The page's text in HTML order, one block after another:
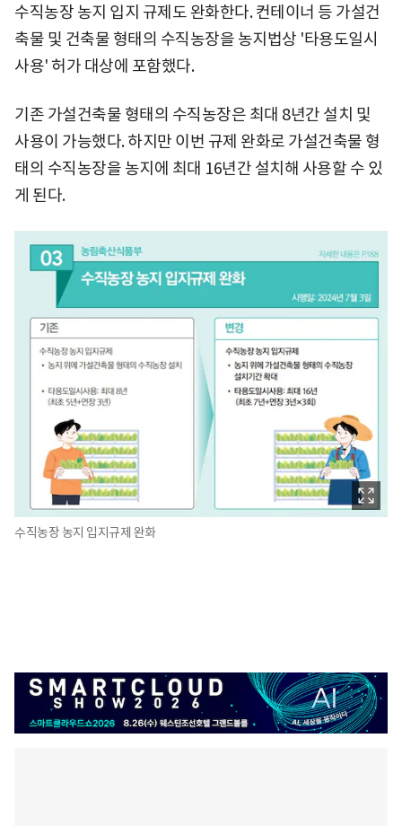
수직농장 농지 입지 규제도 완화한다. 컨테이너 등 가설건
축물 및 건축물 형태의 수직농장을 농지법상 '타용도일시
사용' 허가 대상에 포함했다.
기존 가설건축물 형태의 수직농장은 최대 8년간 설치 및
사용이 가능했다. 하지만 이번 규제 완화로 가설건축물 형
태의 수직농장을 농지에 최대 16년간 설치해 사용할 수 있
게 된다.
수직농장 농지 입지규제 완화